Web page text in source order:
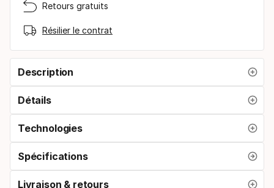
Retours gratuits
Résilier le contrat
Description
Détails
Technologies
Spécifications
Livraison & retours